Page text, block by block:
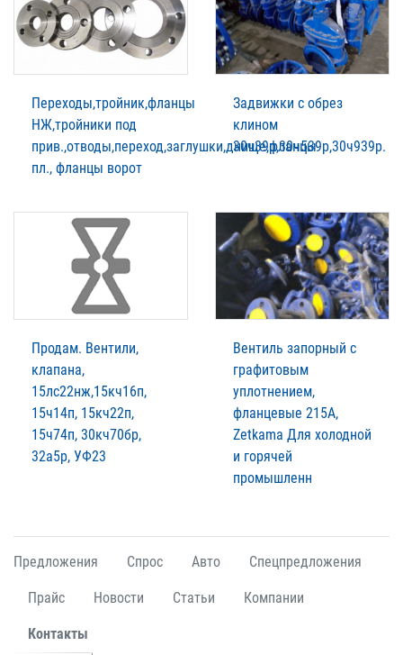
Переходы,тройник,фланцы
НЖ,тройники под
прив.,отводы,переход,заглушки,днище,фланцы
пл., фланцы ворот
Задвижки с обрез
клином
30ч39р,30ч539р,30ч939р.
Продам. Вентили,
клапана,
15лс22нж,15кч16п,
15ч14п, 15кч22п,
15ч74п, 30кч70бр,
32а5р, УФ23
Вентиль запорный с
графитовым
уплотнением,
фланцевые 215A,
Zetkama Для холодной
и горячей
промышленн
Предложения Спрос Авто Спецпредложения
Прайс Новости Статьи Компании
Контакты